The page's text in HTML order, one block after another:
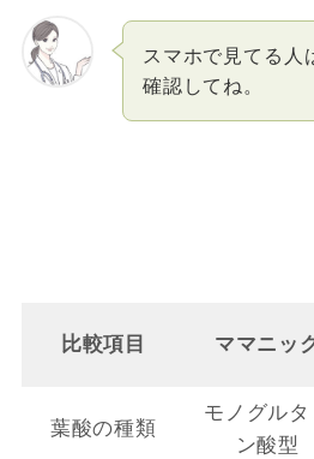
スマホで見てる人
確認してね。
比較項目 ママニッ
葉酸の種類
モノグルタ
ン酸型